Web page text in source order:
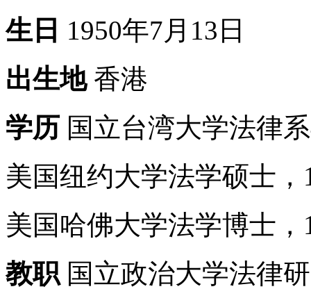
生日 1950年7月13日
出生地香港
学历 国立台湾大学法律
美国纽约大学法学硕士，
美国哈佛大学法学博士，
教职 国立政治大学法律